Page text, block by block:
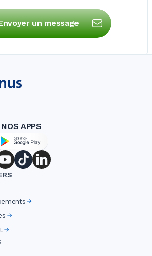
un message
APPS